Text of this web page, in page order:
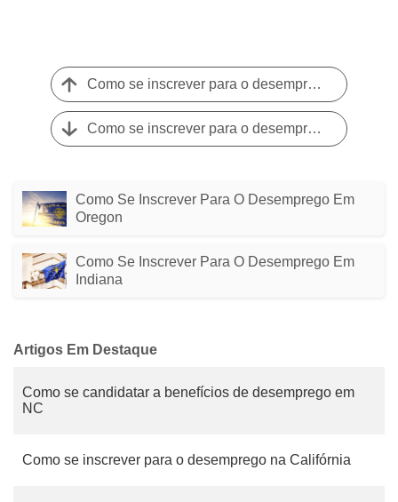
Como se inscrever para o desemprego em Montana
Como se inscrever para o desemprego no Havaí
Como Se Inscrever Para O Desemprego Em
Oregon
Como Se Inscrever Para O Desemprego Em
Indiana
Artigos Em Destaque
Como se candidatar a benefícios de desemprego em
NC
Como se inscrever para o desemprego na Califórnia